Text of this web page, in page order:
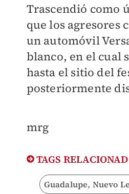
Trascendió como
que los agresores
un automóvil
blanco, en el cual
hasta el sitio del
posteriormente
mrg
TAGS
Guadalupe, Nuevo